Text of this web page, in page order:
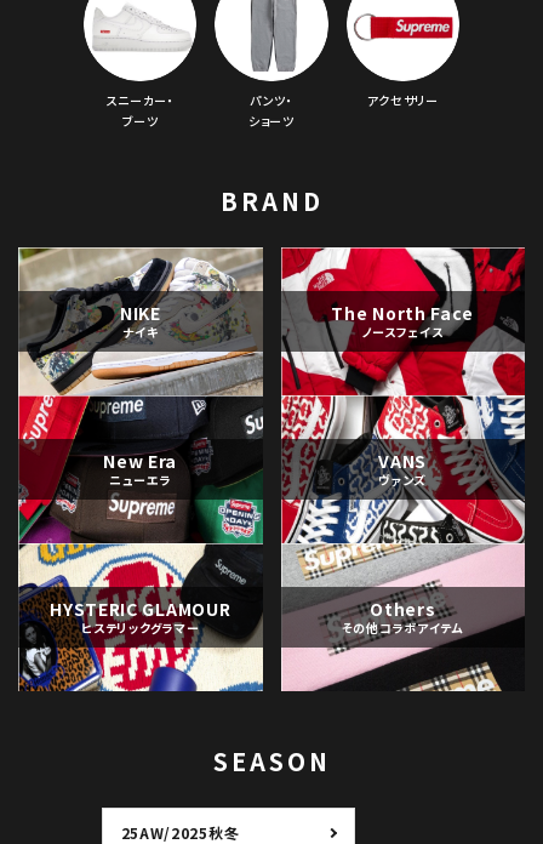
スニーカー・
ブーツ
パンツ・
ショーツ
アクセサリー
BRAND
NIKE
ナイキ
The North Face
ノースフェイス
New Era
ニューエラ
VANS
ヴァンズ
HYSTERIC GLAMOUR
ヒステリックグラマー
Others
その他コラボアイテム
SEASON
25AW/2025秋冬